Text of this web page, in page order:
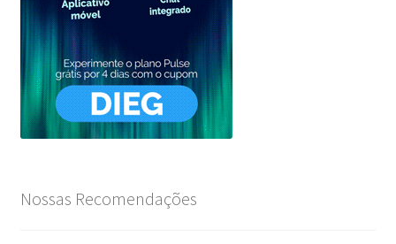
Nossas Recomendações